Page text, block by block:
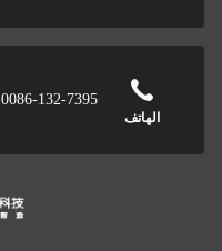
الهاتف
0086-132-7395 - 2362